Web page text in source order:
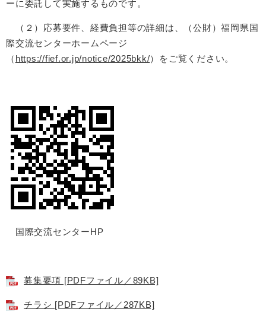
ーに委託して実施するものです。
（２）応募要件、経費負担等の詳細は、（公財）福岡県国
際交流センターホームページ
（ https://fief.or.jp/notice/2025bkk/​）をご覧ください。
国際交流センターHP
募集要項 [PDFファイル／89KB]
チラシ [PDFファイル／287KB]